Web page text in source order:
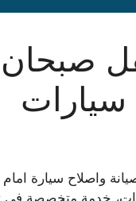
سيارات
واصلاح سيارة امام